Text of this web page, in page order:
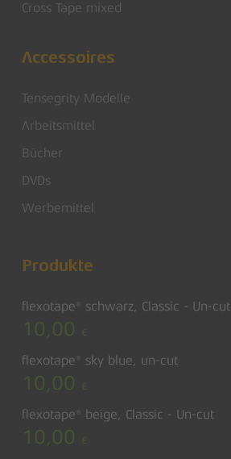
Cross Tape mixed
Accessoires
Tensegrity Modelle
Arbeitsmittel
Bücher
DVDs
Werbemittel
Produkte
flexotape® schwarz, Classic - Un-cut
10,00 €
flexotape® sky blue, un-cut
10,00 €
flexotape® beige, Classic - Un-cut
10,00 €